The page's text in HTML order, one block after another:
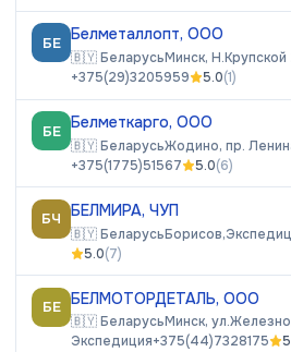
БЕ Белметаллопт, ООО
🇧🇾БеларусьМинск, Н.Крупской
+375(29)3205959
5.0(1)
БЕ Белметкарго, ООО
🇧🇾БеларусьЖодино, пр.
+375(1775)51567
5.0(6)
БЧ БЕЛМИРА, ЧУП
🇧🇾БеларусьБорисов,
5.0(7)
БЕ БЕЛМОТОРДЕТАЛЬ, ООО
🇧🇾БеларусьМинск,
Экспедиция+375(44)7328175